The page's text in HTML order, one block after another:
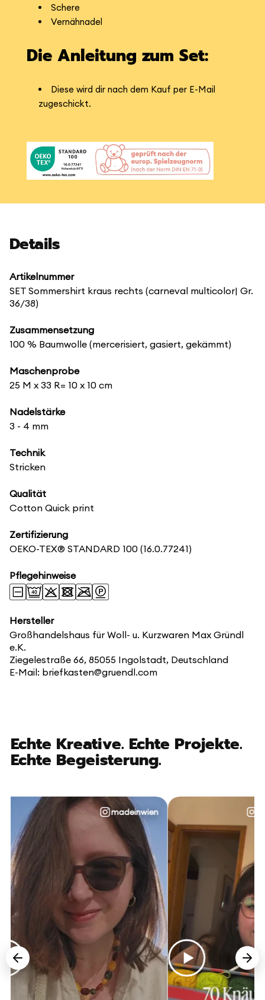
Schere
Vernähnadel
Die Anleitung zum Set:
Diese wird dir nach dem Kauf per E-Mail
zugeschickt.
Details
Artikelnummer
SET Sommershirt kraus rechts (carneval multicolor| Gr.
36/38)
Zusammensetzung
100 % Baumwolle (mercerisiert, gasiert, gekämmt)
Maschenprobe
25 M x 33 R= 10 x 10 cm
Nadelstärke
3 - 4 mm
Technik
Stricken
Qualität
Cotton Quick print
Zertifizierung
OEKO-TEX® STANDARD 100 (16.0.77241)
Pflegehinweise
Hersteller
Großhandelshaus für Woll- u. Kurzwaren Max Gründl
e.K.
Ziegelestraße 66, 85055 Ingolstadt, Deutschland
E-Mail: briefkasten@gruendl.com
Echte Kreative. Echte Projekte.
Echte Begeisterung.
madeinwien